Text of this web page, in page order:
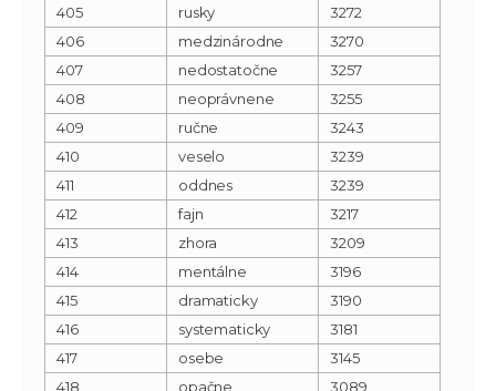
405
rusky
3272
406
medzinárodne
3270
407
nedostatočne
3257
408
neoprávnene
3255
409
ručne
3243
410
veselo
3239
411
oddnes
3239
412
fajn
3217
413
zhora
3209
414
mentálne
3196
415
dramaticky
3190
416
systematicky
3181
417
osebe
3145
418
opačne 3089